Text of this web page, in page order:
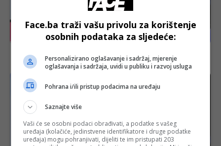
Murga drot o drogama: Kokain je car! Od heroina
vidiš dženetske bašče! Rufin koriste za silovanje
Face.ba traži vašu privolu za korištenje
osobnih podataka za sljedeće:
Personalizirano oglašavanje i sadržaj, mjerenje
oglašavanja i sadržaja, uvidi u publiku i razvoj usluga
Pohrana i/ili pristup podacima na uređaju
Saznajte više
Vaši će se osobni podaci obrađivati, a podatke s vašeg
uređaja (kolačiće, jedinstvene identifikatore i druge podatke
uređaja) mogu pohranjivati, dijeliti te im pristupati 203